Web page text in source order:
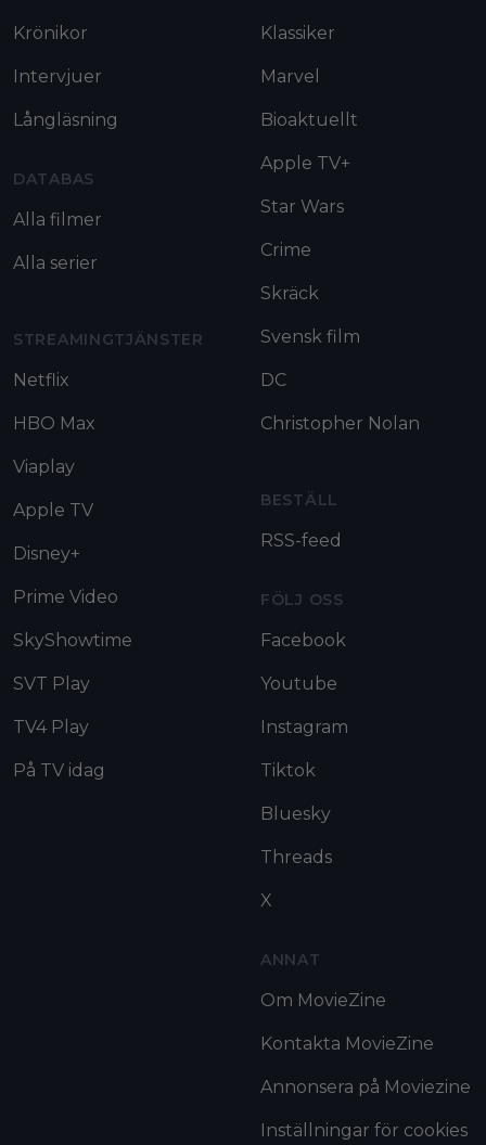
Krönikor
Intervjuer
Långläsning
DATABAS
Alla filmer
Alla serier
STREAMINGTJÄNSTER
Netflix
HBO Max
Viaplay
Apple TV
Disney+
Prime Video
SkyShowtime
SVT Play
TV4 Play
På TV idag
Klassiker
Marvel
Bioaktuellt
Apple TV+
Star Wars
Crime
Skräck
Svensk film
DC
Christopher Nolan
BESTÄLL
RSS-feed
FÖLJ OSS
Facebook
Youtube
Instagram
Tiktok
Bluesky
Threads
X
ANNAT
Om MovieZine
Kontakta MovieZine
Annonsera på Moviezine
Inställningar för cookies